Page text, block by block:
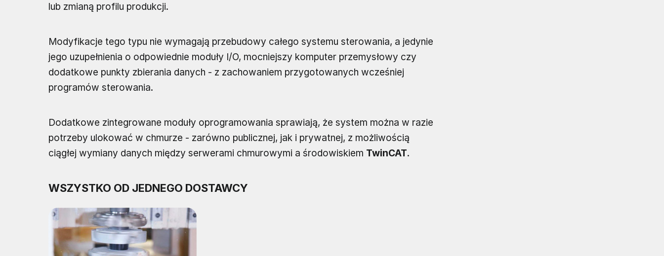
lub zmianą profilu produkcji.
Modyfikacje tego typu nie wymagają przebudowy całego systemu sterowania, a jedynie
jego uzupełnienia o odpowiednie moduły I/O, mocniejszy komputer przemysłowy czy
dodatkowe punkty zbierania danych - z zachowaniem przygotowanych wcześniej
programów sterowania.
Dodatkowe zintegrowane moduły oprogramowania sprawiają, że system można w razie
potrzeby ulokować w chmurze - zarówno publicznej, jak i prywatnej, z możliwością
ciągłej wymiany danych między serwerami chmurowymi a środowiskiem TwinCAT.
WSZYSTKO OD JEDNEGO DOSTAWCY